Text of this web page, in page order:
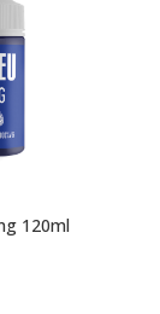
120ml